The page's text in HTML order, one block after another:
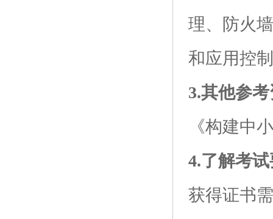
理、防火
和应用控
3.其他参
《构建中
4.了解考
获得证书